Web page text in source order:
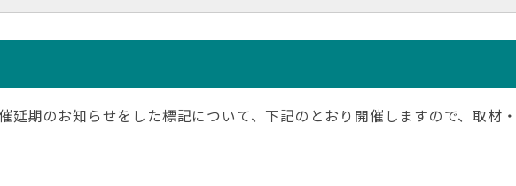
延期のお知らせをした標記について、下記のとおり開催しますので、取材